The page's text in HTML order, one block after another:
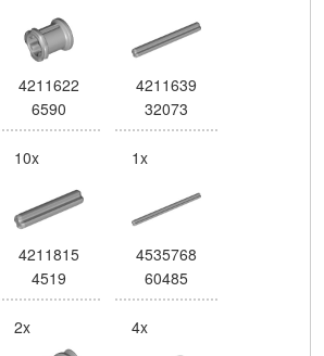
4211622
6590
4211639
32073
10x
4211815
4519
1x
4535768
60485
2x 4x